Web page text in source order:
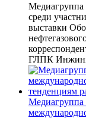
Медиагруппа
среди
выставки
ГЛПК